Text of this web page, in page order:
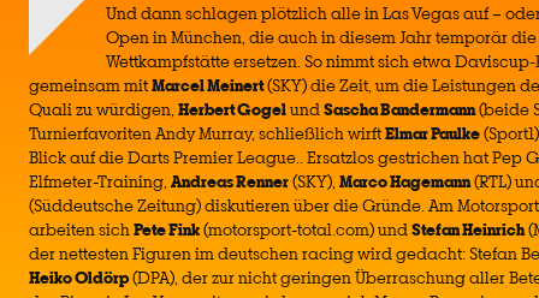
Und dann schlagen plötzlich alle in Las Vegas auf –
Open in München, die auch in diesem Jahr temporär
Wettkampfstätte ersetzen. So nimmt sich etwa
gemeinsam mitMarcel Meinert(SKY) die Zeit, um die Leistungen
Quali zu würdigen, Herbert GogelundSascha Bandermann(beide
Turnierfavoriten Andy Murray, schließlich wirftElmar Paulke
Blick auf die Darts Premier League.. Ersatzlos gestrichen hat Pep
Elfmeter-Training, Andreas Renner(SKY), Marco Hagemann(RTL)
(Süddeutsche Zeitung) diskutieren über die Gründe. Am
arbeiten sichPete Fink(motorsport-total.com) undStefan Heinrich
der nettesten Figuren im deutschen racing wird gedacht: Stefan
Heiko Oldörp(DPA), der zur nicht geringen Überraschung aller